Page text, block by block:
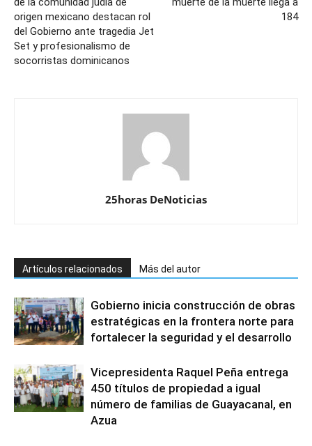
origen mexicano destacan rol
del Gobierno ante tragedia Jet
Set y profesionalismo de
socorristas dominicanos
184
25horas DeNoticias
Artículos relacionados Más del autor
Gobierno inicia construcción de obras
estratégicas en la frontera norte para
fortalecer la seguridad y el desarrollo
Vicepresidenta Raquel Peña entrega
450 títulos de propiedad a igual
número de familias de Guayacanal, en
Azua